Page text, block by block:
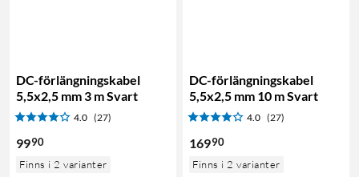
DC-förlängningskabel
5,5x2,5 mm 3 m Svart
4.0 (27)
9990
Finns i 2 varianter
DC-förlängningskabel
5,5x2,5 mm 10 m Svart
4.0 (27)
16990
Finns i 2 varianter